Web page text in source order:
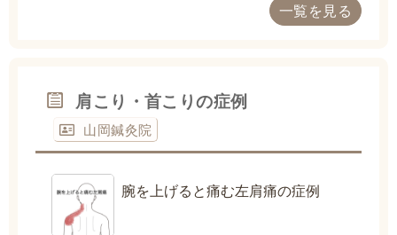
一覧を見る
肩こり・首こりの症例
山岡鍼灸院
腕を上げると痛む左肩痛の症例